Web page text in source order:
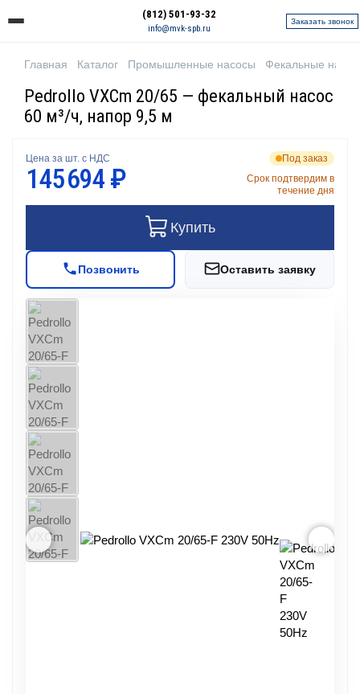
(812) 501-93-32
info@mvk-spb.ru
Заказать звонок
Главная Каталог Промышленные насосы Фекальные
Pedrollo VXCm 20/65 — фекальный насос
60 м³/ч, напор 9,5 м
Цена за шт. с НДС
145 694 ₽
Под заказ
Срок подтвердим в
течение дня
Купить
Позвонить Оставить заявку